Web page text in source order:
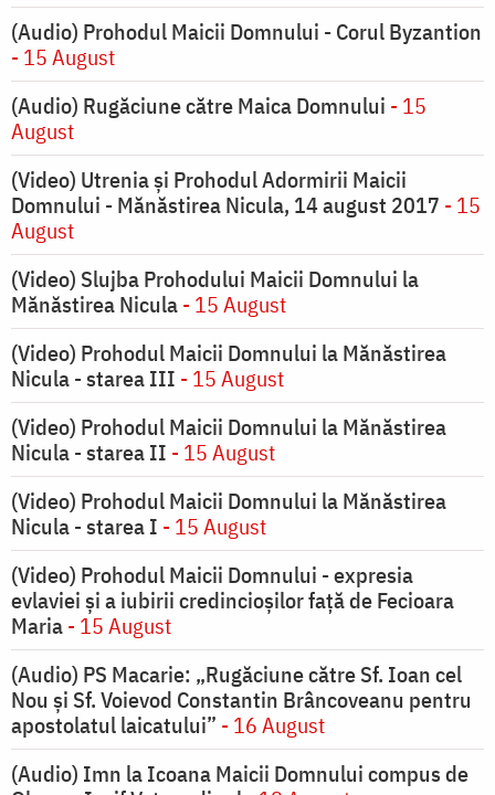
(Audio) Prohodul Maicii Domnului - Corul Byzantion
- 15 August
(Audio) Rugăciune către Maica Domnului - 15
August
(Video) Utrenia și Prohodul Adormirii Maicii
Domnului - Mănăstirea Nicula, 14 august 2017 - 15
August
(Video) Slujba Prohodului Maicii Domnului la
Mănăstirea Nicula- 15 August
(Video) Prohodul Maicii Domnului la Mănăstirea
Nicula - starea III - 15 August
(Video) Prohodul Maicii Domnului la Mănăstirea
Nicula - starea II - 15 August
(Video) Prohodul Maicii Domnului la Mănăstirea
Nicula - starea I - 15 August
(Video) Prohodul Maicii Domnului - expresia
evlaviei și a iubirii credincioșilor față de Fecioara
Maria- 15 August
(Audio) PS Macarie: „Rugăciune către Sf. Ioan cel
Nou și Sf. Voievod Constantin Brâncoveanu pentru
apostolatul laicatului” - 16 August
(Audio) Imn la Icoana Maicii Domnului compus de